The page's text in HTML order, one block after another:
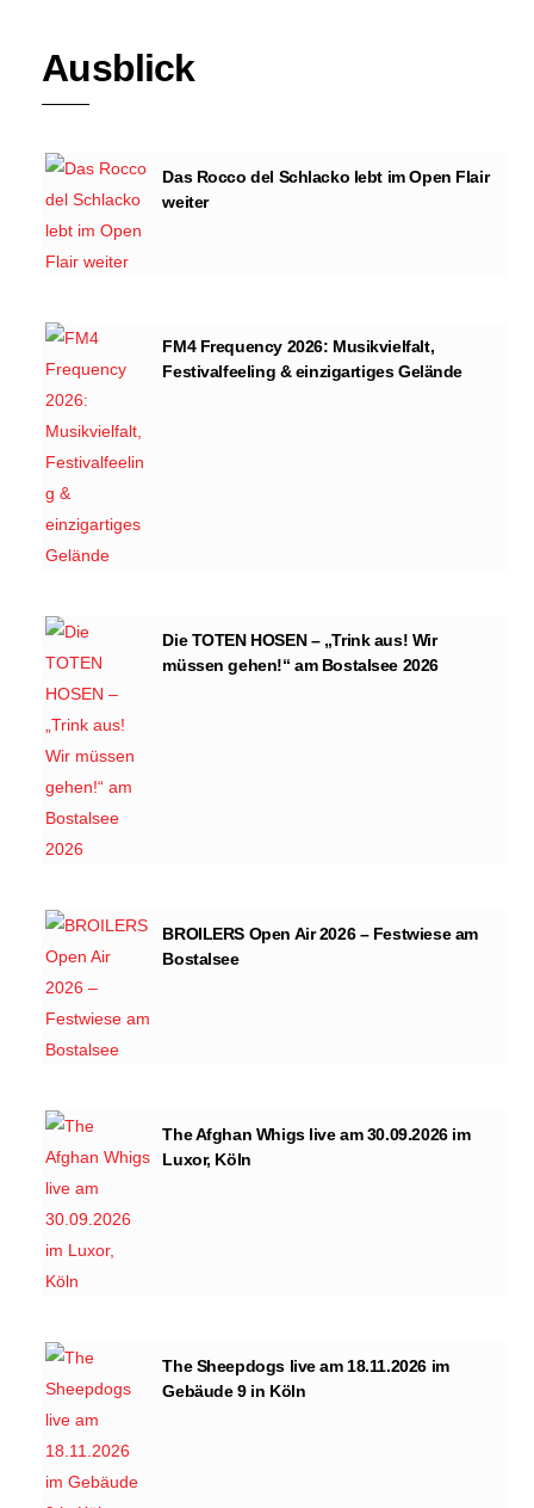
Ausblick
Das Rocco del Schlacko lebt im Open Flair
weiter
FM4 Frequency 2026: Musikvielfalt,
Festivalfeeling & einzigartiges Gelände
Die TOTEN HOSEN – „Trink aus! Wir
müssen gehen!“ am Bostalsee 2026
BROILERS Open Air 2026 – Festwiese am
Bostalsee
The Afghan Whigs live am 30.09.2026 im
Luxor, Köln
The Sheepdogs live am 18.11.2026 im
Gebäude 9 in Köln